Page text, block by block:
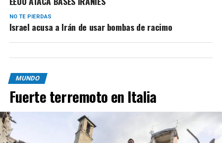
NO TE PIERDAS
Israel acusa a Irán de usar bombas de racimo
MUNDO
Fuerte terremoto en Italia